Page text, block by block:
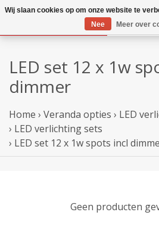
LED set 12 x 1w
dimmer
Home › Veranda opties › LED
› LED verlichting sets
› LED set 12 x 1w spots incl
Geen producten
Wij slaan cookies op om onze website te
Nee
Meer over